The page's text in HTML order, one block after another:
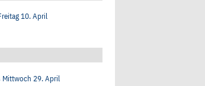
10. April
Mittwoch 29. April